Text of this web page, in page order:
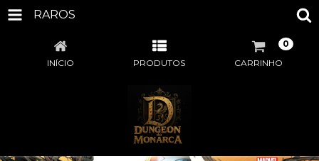
RAROS
INÍCIO PRODUTOS CARRINHO
0